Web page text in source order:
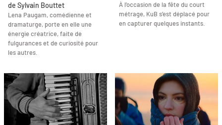
de Sylvain Bouttet
Lena Paugam, comédienne et
dramaturge, porte en elle une
énergie créatrice, faite de
fulgurances et de curiosité pour
les autres.
À l’occasion de la fête du court
métrage, KuB s’est déplacé pour
en capturer quelques instants.